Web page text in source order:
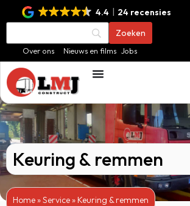
4.4 24 recensies
Over ons Nieuws en films Jobs
Keuring & remmen
Home»Service» Keuring & remmen